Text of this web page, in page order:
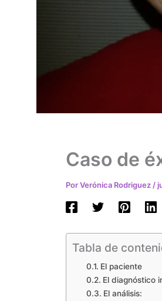
Caso de
PorVerónica Rodriguez /
Tabla de
El paciente
El diagnóstico
El análisis: